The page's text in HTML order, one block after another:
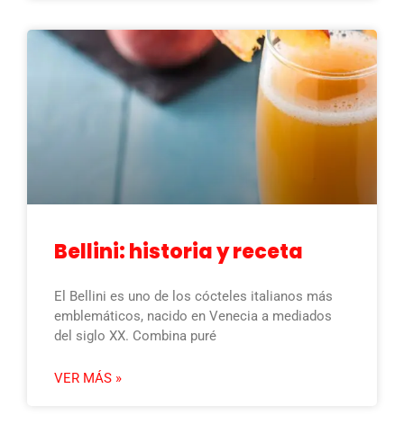
Bellini: historia y receta
El Bellini es uno de los cócteles italianos más
emblemáticos, nacido en Venecia a mediados
del siglo XX. Combina puré
VER MÁS »